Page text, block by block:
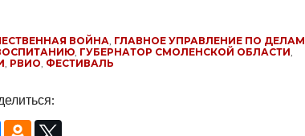
ВОЙНА, ГЛАВНОЕ УПРАВЛЕНИЕ ПО ДЕЛАМ
, ГУБЕРНАТОР СМОЛЕНСКОЙ ОБЛАСТИ,
, РВИО, ФЕСТИВАЛЬ